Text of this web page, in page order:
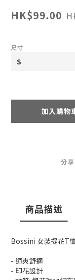
HK$99.00
尺寸
加入購物
分
商品描述
Bossini 女裝提花T
- 通爽舒適
- 印花設計